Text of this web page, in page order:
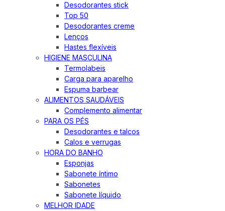
Desodorantes stick
Top 50
Desodorantes creme
Lenços
Hastes flexíveis
HIGIENE MASCULINA
Termolabeis
Carga para aparelho
Espuma barbear
ALIMENTOS SAUDÁVEIS
Complemento alimentar
PARA OS PÉS
Desodorantes e talcos
Calos e verrugas
HORA DO BANHO
Esponjas
Sabonete íntimo
Sabonetes
Sabonete líquido
MELHOR IDADE